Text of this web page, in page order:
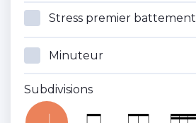
Stress premier battement
Minuteur
Subdivisions